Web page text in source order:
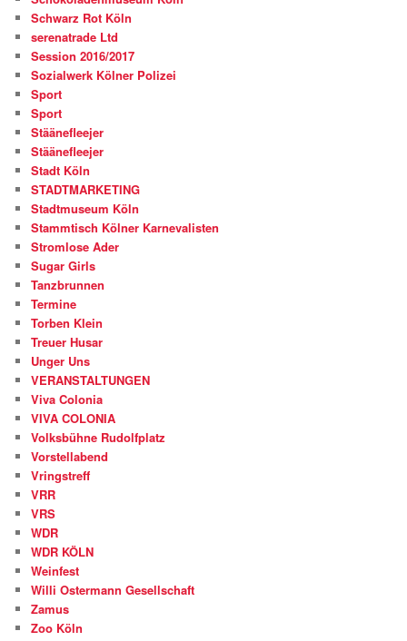
Schwarz Rot Köln
serenatrade Ltd
Session 2016/2017
Sozialwerk Kölner Polizei
Sport
Sport
Stäänefleejer
Stäänefleejer
Stadt Köln
STADTMARKETING
Stadtmuseum Köln
Stammtisch Kölner Karnevalisten
Stromlose Ader
Sugar Girls
Tanzbrunnen
Termine
Torben Klein
Treuer Husar
Unger Uns
VERANSTALTUNGEN
Viva Colonia
VIVA COLONIA
Volksbühne Rudolfplatz
Vorstellabend
Vringstreff
VRR
VRS
WDR
WDR KÖLN
Weinfest
Willi Ostermann Gesellschaft
Zamus
Zoo Köln